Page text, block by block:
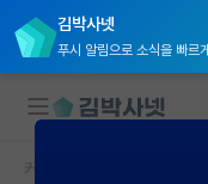
김박사넷
푸시 알림으로 소식을 빠르게
커뮤니티 홈